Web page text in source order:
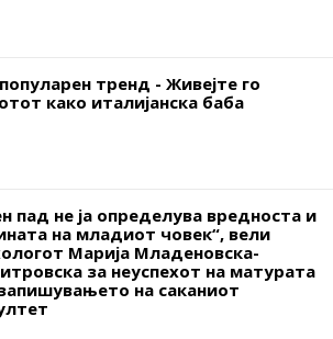
тренд - Живејте го
како италијанска баба
пад не ја определува вредноста и
на младиот човек“, вели
Марија Младеновска-
за неуспехот на матурата
на саканиот